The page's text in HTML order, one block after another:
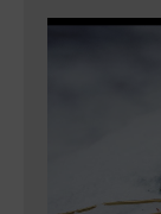
Video-Player